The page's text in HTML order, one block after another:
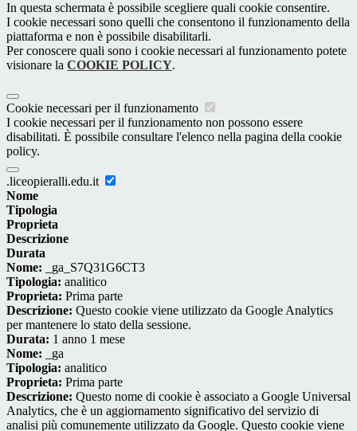
In questa schermata è possibile scegliere quali cookie consentire.
I cookie necessari sono quelli che consentono il funzionamento della
piattaforma e non è possibile disabilitarli.
Per conoscere quali sono i cookie necessari al funzionamento potete
visionare la COOKIE POLICY.
Cookie necessari per il funzionamento
I cookie necessari per il funzionamento non possono essere
disabilitati. È possibile consultare l'elenco nella pagina della cookie
policy.
.liceopieralli.edu.it
Nome
Tipologia
Proprieta
Descrizione
Durata
Nome: _ga_S7Q31G6CT3
Tipologia: analitico
Proprieta: Prima parte
Descrizione: Questo cookie viene utilizzato da Google Analytics
per mantenere lo stato della sessione.
Durata: 1 anno 1 mese
Nome: _ga
Tipologia: analitico
Proprieta: Prima parte
Descrizione: Questo nome di cookie è associato a Google Universal
Analytics, che è un aggiornamento significativo del servizio di
analisi più comunemente utilizzato da Google. Questo cookie viene